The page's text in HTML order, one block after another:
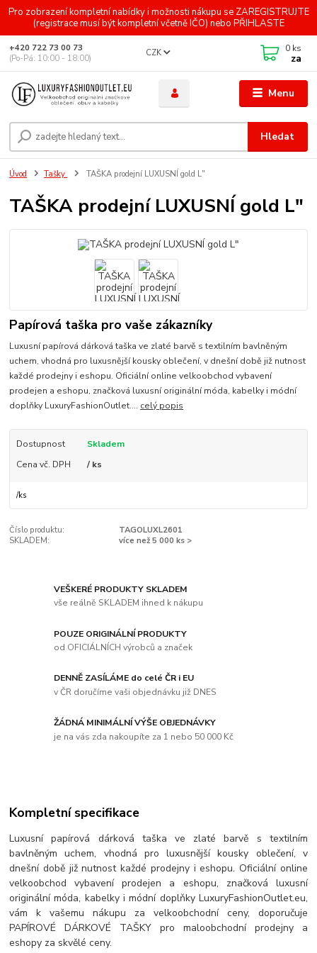
Pro zobrazení kompletní nabídky i možnosti nákupu se ZAREGISTRUJTE
(registrace musí být kompletní včetně IČO) nebo PŘIHLASTE
Menu
CZK
Hledat
+420 722 73 00 73
(Po-Pá: 10:00 - 18:00)
0 ks
za
Úvod Tašky TAŠKA prodejní LUXUSNÍ gold L"
TAŠKA prodejní LUXUSNÍ gold L"
Papírová taška pro vaše zákazníky
Luxusní papírová dárková taška ve zlaté barvě s textilním bavlněným
uchem, vhodná pro luxusnější kousky oblečení, v dnešní době již nutnost
každé prodejny i eshopu. Oficiální online velkoobchod vybavení
prodejen a eshopu, značková luxusní originální móda, kabelky i módní
doplňky LuxuryFashionOutlet.... celý popis
Dostupnost
Skladem
Cena vč. DPH
/ ks
/ks
Číslo produktu:
TAGOLUXL2601
SKLADEM:
více než 5 000 ks >
VEŠKERÉ PRODUKTY SKLADEM
vše reálně SKLADEM ihned k nákupu
POUZE ORIGINÁLNÍ PRODUKTY
od OFICIÁLNÍCH výrobců a značek
DENNĚ ZASÍLÁME do celé ČR i EU
v ČR doručíme vaši objednávku již DNES
ŽÁDNÁ MINIMÁLNÍ VÝŠE OBJEDNÁVKY
je na vás zda nakoupíte za 1 nebo 50 000 Kč
Kompletní specifikace
Luxusní papírová dárková taška ve zlaté barvě s textilním
bavlněným uchem, vhodná pro luxusnější kousky oblečení, v
dnešní době již nutnost každé prodejny i eshopu. Oficiální online
velkoobchod vybavení prodejen a eshopu, značková luxusní
originální móda, kabelky i módní doplňky LuxuryFashionOutlet.eu,
vám k vašemu nákupu za velkoobchodní ceny, doporučuje
PAPÍROVÉ DÁRKOVÉ TAŠKY pro maloobchodní prodejny a
eshopy za skvělé ceny.